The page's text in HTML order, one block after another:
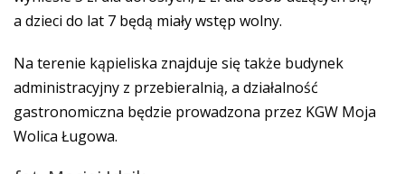
a dzieci do lat 7 będą miały wstęp wolny.
Na terenie kąpieliska znajduje się także budynek
administracyjny z przebieralnią, a działalność
gastronomiczna będzie prowadzona przez KGW Moja
Wolica Ługowa.